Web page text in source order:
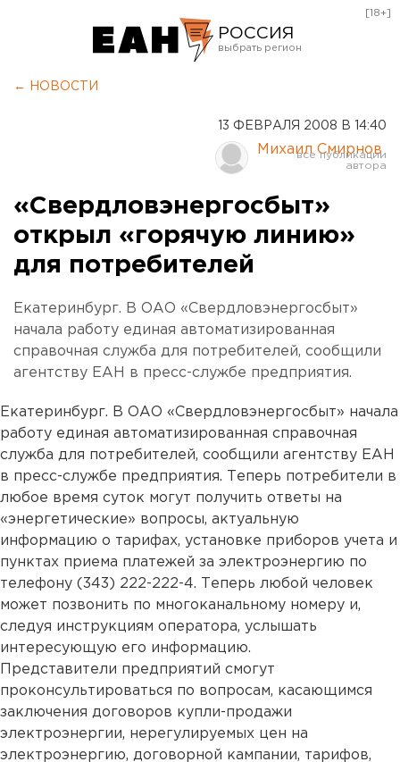
РОССИЯ
Курган
Оренбург
[18+]
← НОВОСТИ
13 ФЕВРАЛЯ 2008 В 14:40
Михаил Смирнов
«Свердловэнергосбыт»
открыл «горячую линию»
для потребителей
Екатеринбург. В ОАО «Свердловэнергосбыт»
начала работу единая автоматизированная
справочная служба для потребителей, сообщили
агентству ЕАН в пресс-службе предприятия.
Екатеринбург. В ОАО «Свердловэнергосбыт» начала
работу единая автоматизированная справочная
служба для потребителей, сообщили агентству ЕАН
в пресс-службе предприятия. Теперь потребители в
любое время суток могут получить ответы на
«энергетические» вопросы, актуальную
информацию о тарифах, установке приборов учета и
пунктах приема платежей за электроэнергию по
телефону (343) 222-222-4. Теперь любой человек
может позвонить по многоканальному номеру и,
следуя инструкциям оператора, услышать
интересующую его информацию.
Представители предприятий смогут
проконсультироваться по вопросам, касающимся
заключения договоров купли-продажи
электроэнергии, нерегулируемых цен на
электроэнергию, договорной кампании, тарифов,